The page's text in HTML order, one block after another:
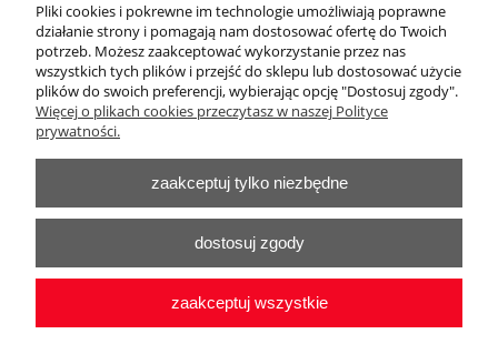
Pomoc
Dostawa
Dokumenty zakupu
Moje konto
O firmie
Kontakt
Pliki cookies i pokrewne im technologie umożliwiają poprawne
działanie strony i pomagają nam dostosować ofertę do Twoich
potrzeb. Możesz zaakceptować wykorzystanie przez nas
wszystkich tych plików i przejść do sklepu lub dostosować użycie
plików do swoich preferencji, wybierając opcję "Dostosuj zgody".
Więcej o plikach cookies przeczytasz w naszej Polityce
prywatności.
zaakceptuj tylko niezbędne
dostosuj zgody
zaakceptuj wszystkie